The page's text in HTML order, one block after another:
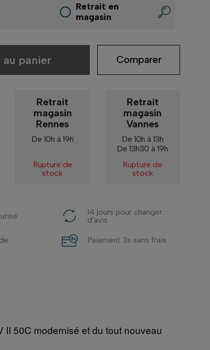
Retrait en
magasin
au panier Comparer
Retrait
magasin
Rennes
De 10h à 19h
Rupture de
stock
Retrait
magasin
Vannes
De 10h à 13h
De 13h30 à 19h
Rupture de
stock
14 jours pour changer
d'avis
Paiement 3x sans frais
50C modernisé et du tout nouveau